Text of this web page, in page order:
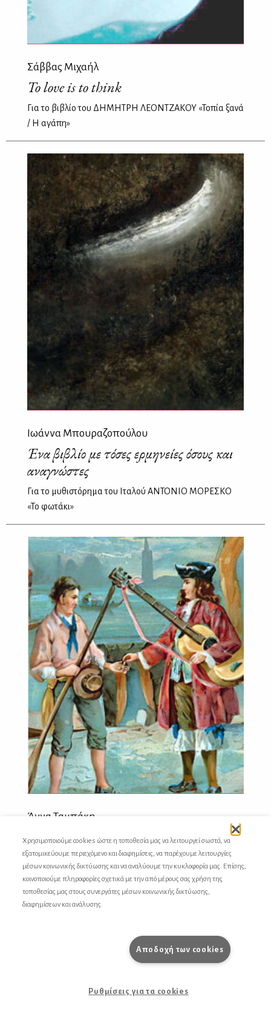
Σάββας Μιχαήλ
To love is to think
Για το βιβλίο του ΔΗΜΗΤΡΗ ΛΕΟΝΤΖΑΚΟΥ «Τοπία ξανά
/ Η αγάπη»
Ιωάννα Μπουραζοπούλου
Ένα βιβλίο με τόσες ερμηνείες όσους και
αναγνώστες
Για το μυθιστόρημα του Ιταλού ΑΝΤΟΝΙΟ ΜΟΡΕΣΚΟ
«Το φωτάκι»
Άννα Ταμπάκη
Για τον Γκολντόνι
Για το βιβλίο της ΕΙΡΗΝΗΣ ΜΟΥΝΤΡΑΚΗ, «Carlo
Goldoni. Η ζωή, το έργο του και η πρόσληψή του στην
Ελλάδα»
Χρησιμοποιούμε cookies ώστε η τοποθεσία μας να λειτουργεί σωστά, να
εξατομικεύουμε περιεχόμενο και διαφημίσεις, να παρέχουμε λειτουργίες
μέσων κοινωνικής δικτύωσης και να αναλύουμε την κυκλοφορία μας. Επίσης,
κοινοποιούμε πληροφορίες σχετικά με την από μέρους σας χρήση της
τοποθεσίας μας στους συνεργάτες μέσων κοινωνικής δικτύωσης,
διαφημίσεων και ανάλυσης.
Αποδοχή των cookies
Ρυθμίσεις για τα cookies